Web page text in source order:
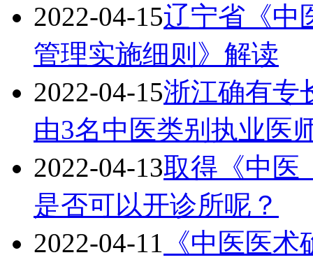
2022-04-15辽宁省《中
管理实施细则》解读
2022-04-15浙江确有专
由3名中医类别执业医
2022-04-13取得《中医
是否可以开诊所呢？
2022-04-11 《中医医